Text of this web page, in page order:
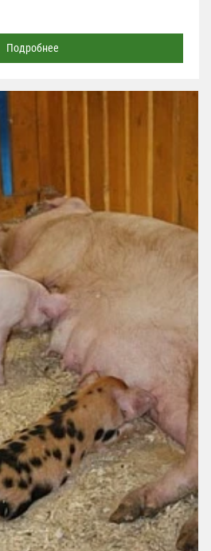
Подробнее